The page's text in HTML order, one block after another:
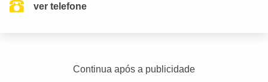
ver telefone
Continua após a publicidade